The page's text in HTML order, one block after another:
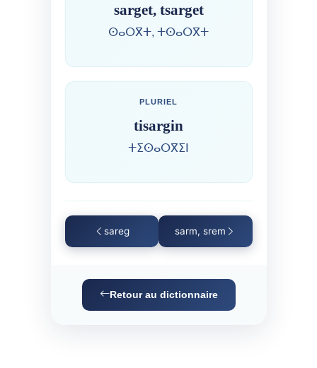
sarget, tsarget
ⵙⴰⵔⴳⵜ, ⵜⵙⴰⵔⴳⵜ
PLURIEL
tisargin
ⵜⵉⵙⴰⵔⴳⵉⵏ
sareg sarm, srem
Retour au dictionnaire